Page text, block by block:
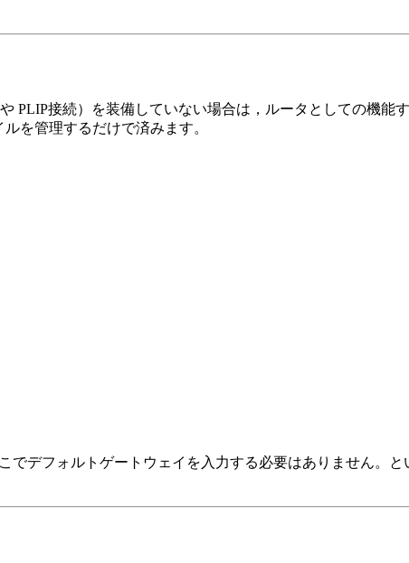
PLIP接続）を装備していない場合は，ルータとしての機能
を管理するだけで済みます。
デフォルトゲートウェイを入力する必要はありません。と